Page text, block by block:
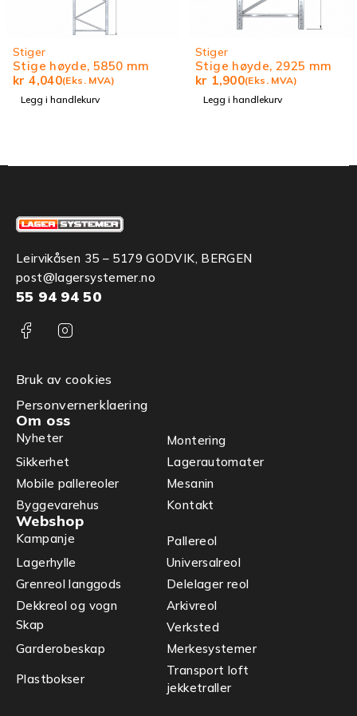
Stiger
Stige høyde, 5850 mm
kr4,040(Eks. MVA)
Legg i handlekurv
Stiger
Stige høyde, 2925 mm
kr1,900(Eks. MVA)
Legg i handlekurv
Leirvikåsen 35 – 5179 GODVIK, BERGEN
post@lagersystemer.no
55 94 94 50
Bruk av cookies
Personvernerklaering
Om oss
Nyheter
Montering
Sikkerhet
Lagerautomater
Mobile pallereoler
Mesanin
Byggevarehus
Kontakt
Webshop
Kampanje
Pallereol
Lagerhylle
Universalreol
Grenreol langgods
Delelager reol
Dekkreol og vogn
Arkivreol
Skap
Verksted
Garderobeskap
Merkesystemer
Plastbokser
Transport loft
jekketraller